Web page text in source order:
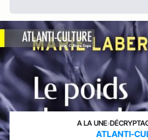
A LA UNE›
ATLANTI-